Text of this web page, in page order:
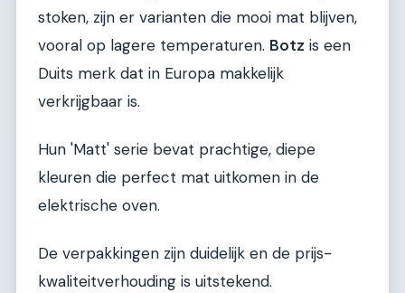
stoken, zijn er varianten die mooi mat blijven,
vooral op lagere temperaturen. Botz is een
Duits merk dat in Europa makkelijk
verkrijgbaar is.
Hun 'Matt' serie bevat prachtige, diepe
kleuren die perfect mat uitkomen in de
elektrische oven.
De verpakkingen zijn duidelijk en de prijs-
kwaliteitverhouding is uitstekend.